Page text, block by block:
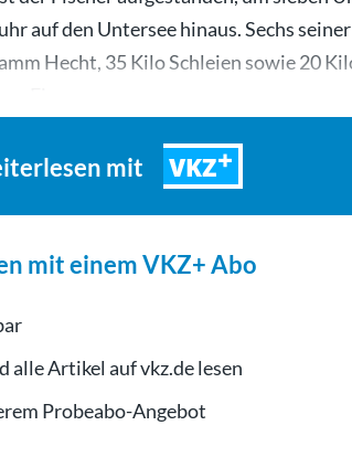
auf den Untersee hinaus. Sechs
Hecht, 35 Kilo Schleien sowie 20
mit VKZ
mit einem VKZ+ Abo
alle Artikel auf vkz.de lesen
Probeabo-Angebot